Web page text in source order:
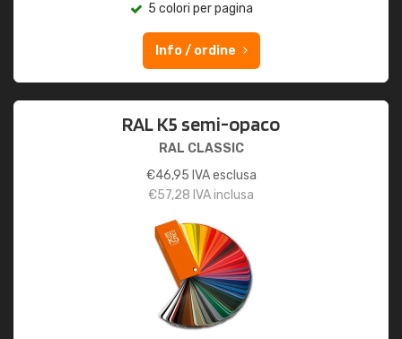
5 colori per pagina
Info / ordine
RAL K5 semi-opaco
RAL CLASSIC
€46,95 IVA esclusa
€57,28 IVA inclusa